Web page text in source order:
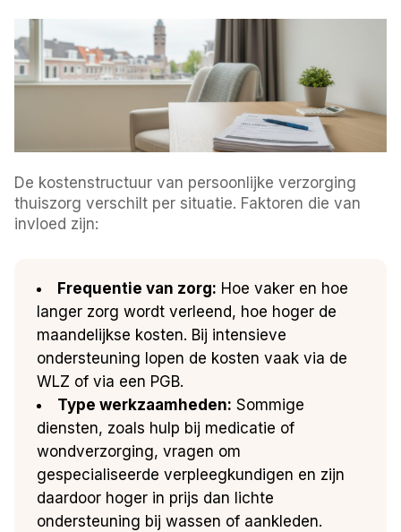
De kostenstructuur van persoonlijke verzorging
thuiszorg verschilt per situatie. Faktoren die van
invloed zijn:
Frequentie van zorg: Hoe vaker en hoe
langer zorg wordt verleend, hoe hoger de
maandelijkse kosten. Bij intensieve
ondersteuning lopen de kosten vaak via de
WLZ of via een PGB.
Type werkzaamheden: Sommige
diensten, zoals hulp bij medicatie of
wondverzorging, vragen om
gespecialiseerde verpleegkundigen en zijn
daardoor hoger in prijs dan lichte
ondersteuning bij wassen of aankleden.